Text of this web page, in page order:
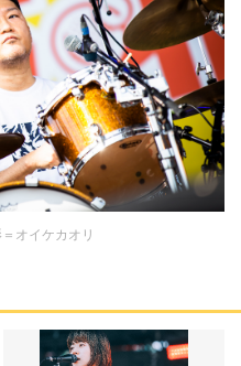
オイケカオリ